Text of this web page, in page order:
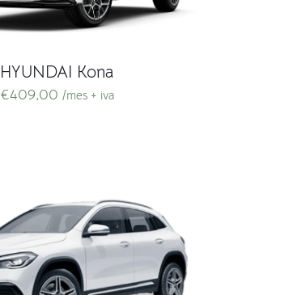
HYUNDAI Kona
€409,00 /mes + iva